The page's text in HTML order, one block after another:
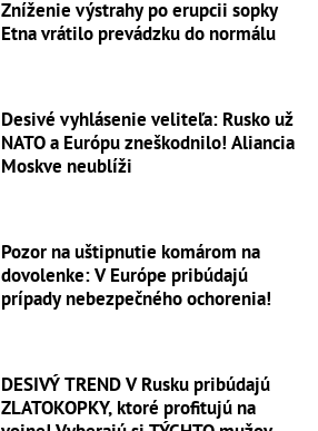
Zníženie výstrahy po erupcii sopky
Etna vrátilo prevádzku do normálu
Desivé vyhlásenie veliteľa: Rusko už
NATO a Európu zneškodnilo! Aliancia
Moskve neublíži
Pozor na uštipnutie komárom na
dovolenke: V Európe pribúdajú
prípady nebezpečného ochorenia!
DESIVÝ TREND V Rusku pribúdajú
ZLATOKOPKY, ktoré profitujú na